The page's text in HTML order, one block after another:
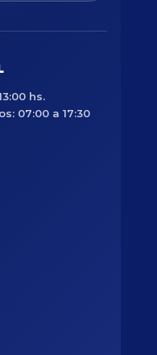
hs.
07:00 a 17:30